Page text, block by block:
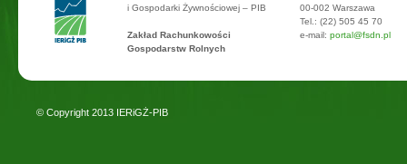
i Gospodarki Żywnościowej – PIB
Zakład Rachunkowości
Gospodarstw Rolnych
00-002 Warszawa
Tel.: (22) 505 45 70
e-mail: portal@fsdn.pl
© Copyright 2013 IERiGŻ-PIB